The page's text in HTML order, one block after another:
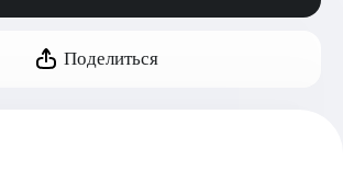
Поделиться